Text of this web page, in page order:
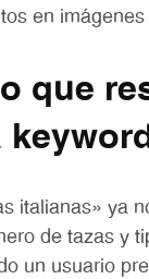
en
que
italianas» ya
de tazas y
un usuario